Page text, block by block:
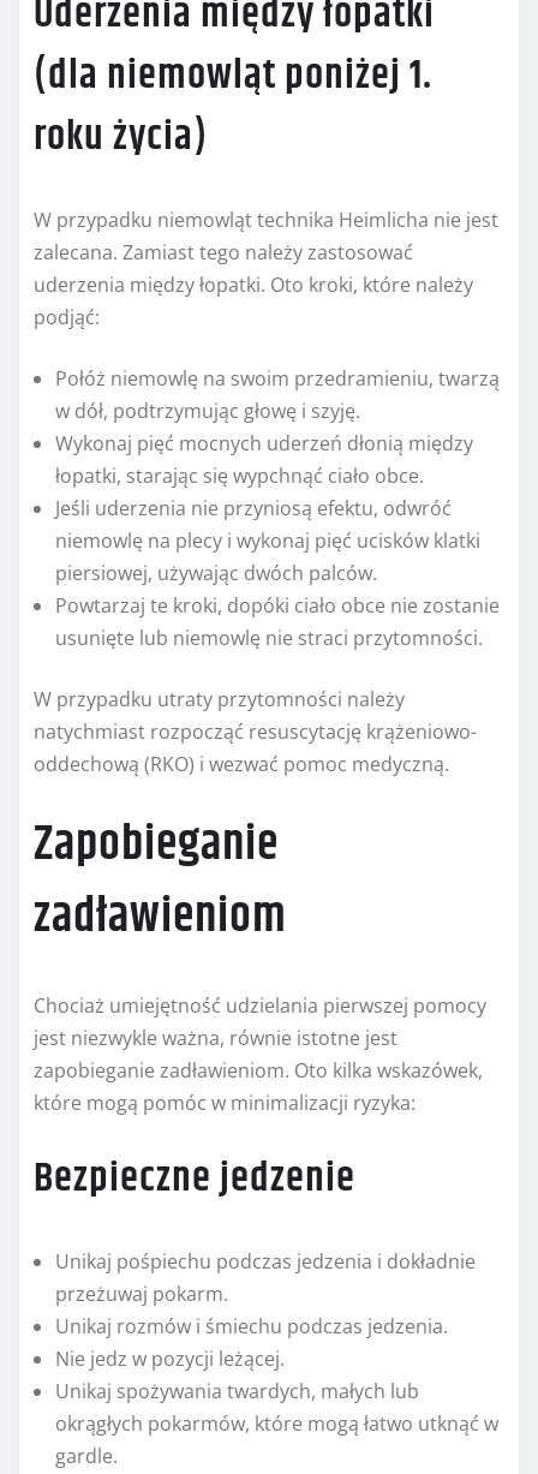
Uderzenia między łopatki
(dla niemowląt poniżej 1.
roku życia)
W przypadku niemowląt technika Heimlicha nie jest
zalecana. Zamiast tego należy zastosować
uderzenia między łopatki. Oto kroki, które należy
podjąć:
Połóż niemowlę na swoim przedramieniu, twarzą
w dół, podtrzymując głowę i szyję.
Wykonaj pięć mocnych uderzeń dłonią między
łopatki, starając się wypchnąć ciało obce.
Jeśli uderzenia nie przyniosą efektu, odwróć
niemowlę na plecy i wykonaj pięć ucisków klatki
piersiowej, używając dwóch palców.
Powtarzaj te kroki, dopóki ciało obce nie zostanie
usunięte lub niemowlę nie straci przytomności.
W przypadku utraty przytomności należy
natychmiast rozpocząć resuscytację krążeniowo-
oddechową (RKO) i wezwać pomoc medyczną.
Zapobieganie
zadławieniom
Chociaż umiejętność udzielania pierwszej pomocy
jest niezwykle ważna, równie istotne jest
zapobieganie zadławieniom. Oto kilka wskazówek,
które mogą pomóc w minimalizacji ryzyka:
Bezpieczne jedzenie
Unikaj pośpiechu podczas jedzenia i dokładnie
przeżuwaj pokarm.
Unikaj rozmów i śmiechu podczas jedzenia.
Nie jedz w pozycji leżącej.
Unikaj spożywania twardych, małych lub
okrągłych pokarmów, które mogą łatwo utknąć w
gardle.